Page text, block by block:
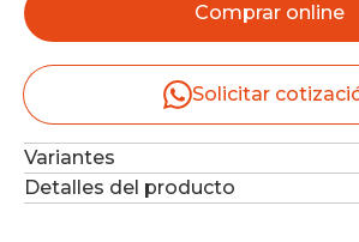
Comprar online
Solicitar
Variantes
Detalles del producto